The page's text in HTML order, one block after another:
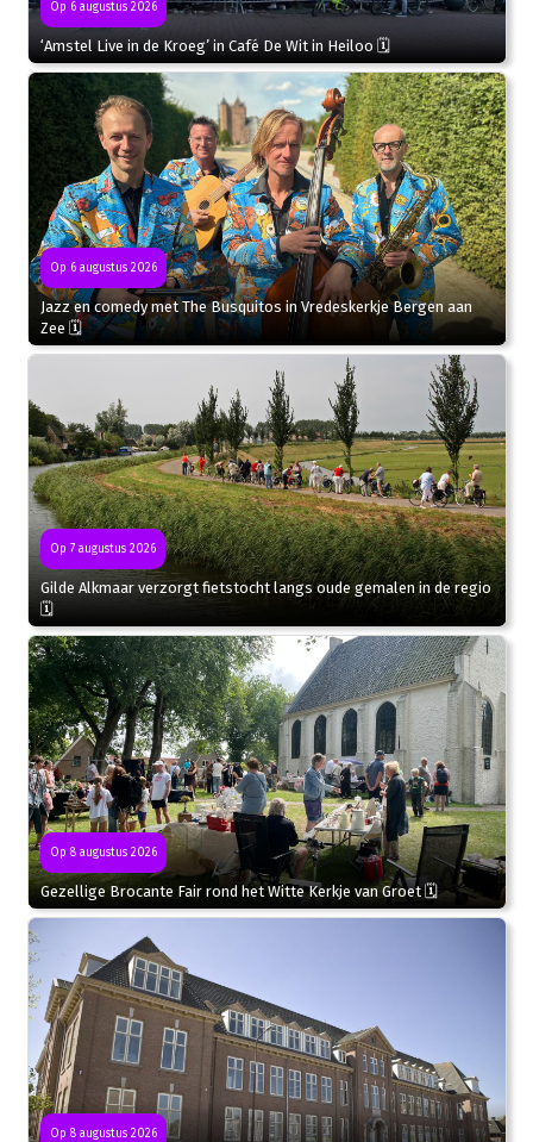
Op 6 augustus 2026
‘Amstel Live in de Kroeg’ in Café De Wit in Heiloo 🗓
Op 6 augustus 2026
Jazz en comedy met The Busquitos in Vredeskerkje Bergen aan
Zee 🗓
Op 7 augustus 2026
Gilde Alkmaar verzorgt fietstocht langs oude gemalen in de regio
🗓
Op 8 augustus 2026
Gezellige Brocante Fair rond het Witte Kerkje van Groet 🗓
Op 8 augustus 2026